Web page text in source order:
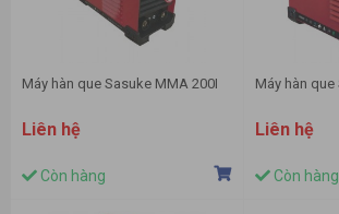
Máy hàn que Sasuke MMA 200I
Liên hệ
Còn hàng
Máy hàn
Liên hệ
Còn hàng